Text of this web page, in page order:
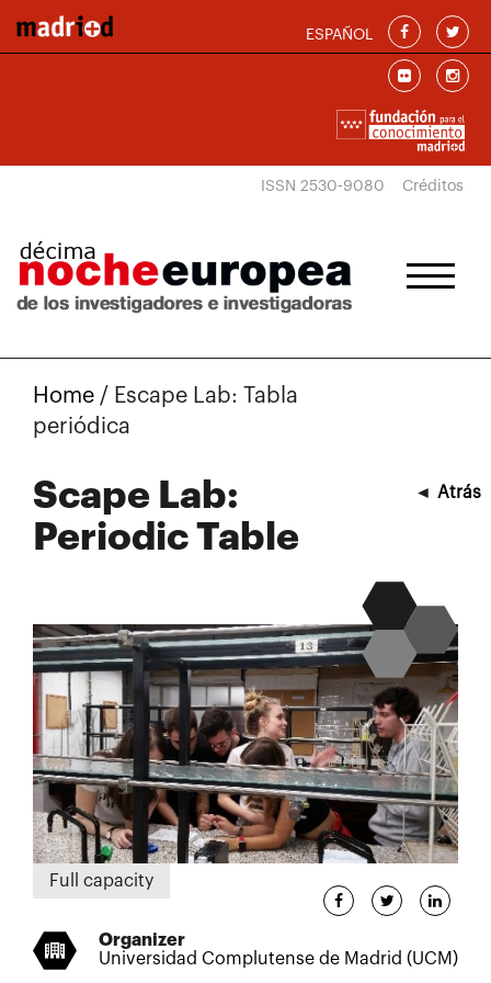
ESPAÑOL
ISSN 2530-9080 Créditos
Home / Escape Lab: Tabla
periódica
Scape Lab:
Periodic Table
◄ Atrás
Full capacity
Organizer
Universidad Complutense de Madrid (UCM)